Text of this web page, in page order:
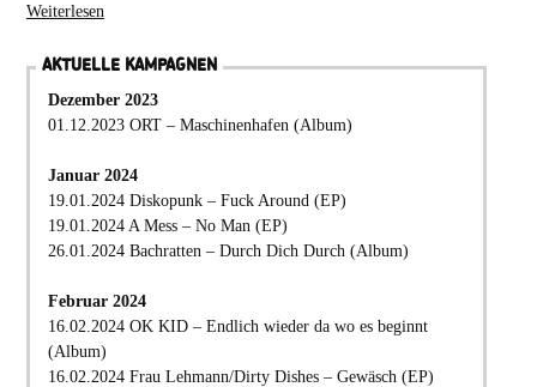
Weiterlesen
AKTUELLE KAMPAGNEN
Dezember 2023
01.12.2023 ORT – Maschinenhafen (Album)
Januar 2024
19.01.2024 Diskopunk – Fuck Around (EP)
19.01.2024 A Mess – No Man (EP)
26.01.2024 Bachratten – Durch Dich Durch (Album)
Februar 2024
16.02.2024 OK KID – Endlich wieder da wo es beginnt
(Album)
16.02.2024 Frau Lehmann/Dirty Dishes – Gewäsch (EP)